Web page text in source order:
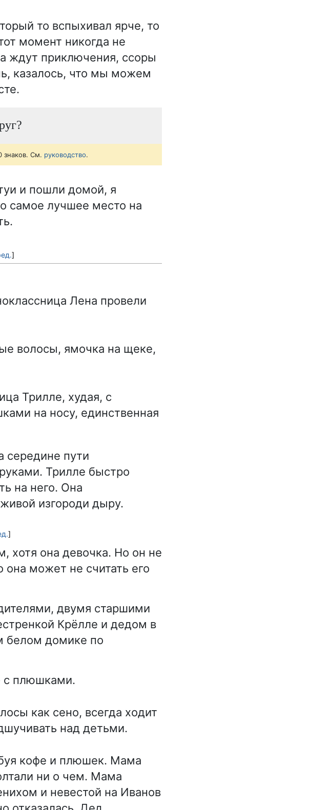
то вспыхивал ярче, то
момент никогда не
ждут приключения, ссоры
казалось, что мы можем
знаков. См. руководство.
и пошли домой, я
самое лучшее место на
]
Лена провели
волосы, ямочка на щеке,
Трилле, худая, с
на носу, единственная
середине пути
Трилле быстро
на него. Она
изгороди дыру.
]
хотя она девочка. Но он не
она может не считать его
двумя старшими
Крёлле и дедом в
белом домике по
с плюшками.
как сено, всегда ходит
над детьми.
кофе и плюшек. Мама
ни о чем. Мама
и невестой на Иванов